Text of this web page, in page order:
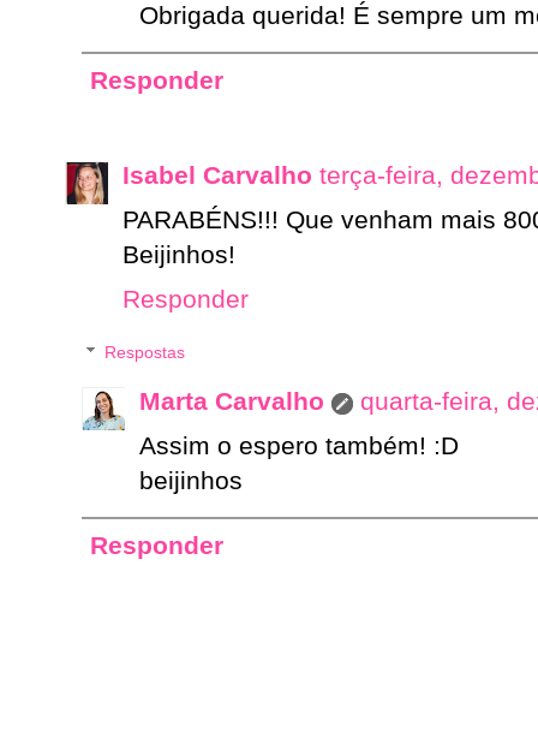
Obrigada querida! É sempre um
Responder
Isabel Carvalho terça-feira,
PARABÉNS!!! Que venham mais
Beijinhos!
Responder
Respostas
Marta Carvalho
quarta-feira,
Assim o espero também! :D
beijinhos
Responder